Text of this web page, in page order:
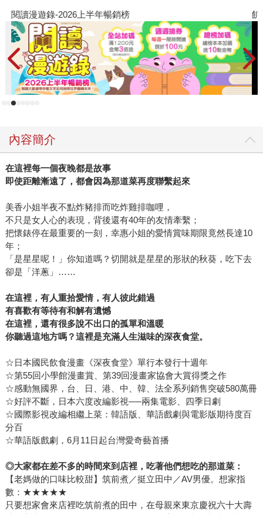
設計師 方序中 精心打造「2018夜光桌曆」》 （桌曆尺寸：
19.3*14.5公分，高磅數黑卡紙精緻印刷，不單獨出售） 限量
同步上市 夜光特效 + 12篇經典故事，伴你溫馨一整年 桌曆扣
除成本，所有營收全數捐贈社團法人台灣失智症協會
（http://www.tada2002.org.tw/） 當老闆掛上門簾、開始營
業，我桌上的月曆也發出亮光。 城市的燈亮了，一份溫馨無
聲傳遞，自己也被溫暖了。
閱讀漫遊錄-2026上半年暢銷榜 飢
內容簡介
在這裡每一個夜晚都是故事
即使距離漸遠了，都會因為那道菜再度聯繫起來
美香小姐半夜不點炸豬排而吃炸雞排咖哩，
不只是女人心的表現，背後還有40年的友情牽繫；
把懷錶停在最重要的一刻，幸惠小姐的愛情賞味期限竟然長達10
年；
「是星星呢！」你知道嗎？切開就是星星的形狀的秋葵，吃下去
卻是「洋蔥」……
在這裡，有人重拾愛情，有人彼此錯過
有喜歡有等待有和解有遺憾
在這裡，還有很多說不出口的孤單和溫暖
你聽過這地方嗎？這裡是充滿人生滋味的深夜食堂。
☆日本國民飲食漫畫《深夜食堂》單行本發行十週年
☆第55回小學館漫畫賞、第39回漫畫家協會大賞得獎之作
☆感動無國界，台、日、港、中、韓、法全系列銷售突破580萬冊
☆好評不斷，日本六度改編影視──兩集電影、四季日劇
☆國際影視改編相繼上菜：韓語版、華語戲劇與電影版期待度百
分百
☆華語版戲劇，6月11日起台灣愛奇藝首播
◎大家都在差不多的時間來到店裡，吃著他們想吃的那道菜：
【老媽做的口味比較甜】筑前煮／挺立田中／AV男優。想家指
數：★★★★★
只要想家會來店裡吃筑前煮的田中，在母親來東京慶祝六十大壽